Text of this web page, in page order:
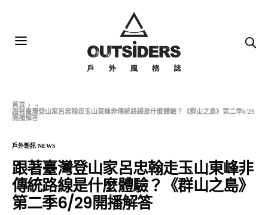
首頁
»
跟著臺灣登山家呂忠翰走玉山東峰非傳統路線是什麼體驗？《群山之島》第二季6/29
開播解答
戶外新訊 NEWS
跟著臺灣登山家呂忠翰走玉山東峰非
傳統路線是什麼體驗？《群山之島》
第二季6/29開播解答